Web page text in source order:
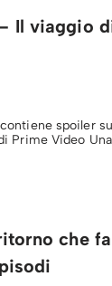
Il viaggio
spoiler
Prime Video
che